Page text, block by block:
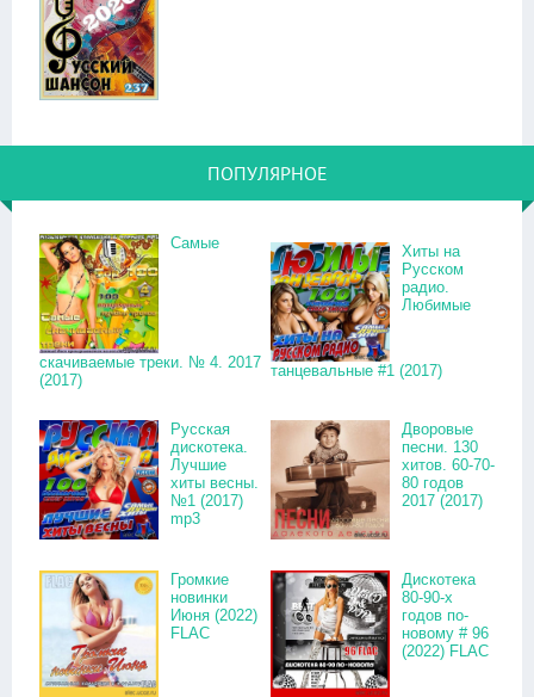
ПОПУЛЯРНОЕ
Самые
скачиваемые треки. № 4. 2017
(2017)
Хиты на
Русском
радио.
Любимые
танцевальные #1 (2017)
Русская
дискотека.
Лучшие
хиты весны.
№1 (2017)
mp3
Дворовые
песни. 130
хитов. 60-70-
80 годов
2017 (2017)
Громкие
новинки
Июня (2022)
FLAC
Дискотека
80-90-х
годов по-
новому # 96
(2022) FLAC